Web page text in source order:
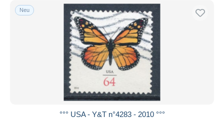
Neu
°°° USA - Y&T n°4283 - 2010 °°°